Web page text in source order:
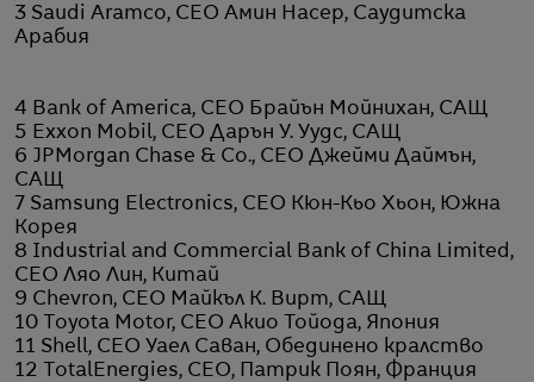
3 Saudi Aramco, CEO Амин Насер, Саудитска
Арабия
4 Bank of America, CEO Брайън Мойнихан, САЩ
5 Exxon Mobil, CEO Дарън У. Уудс, САЩ
6 JPMorgan Chase & Co., CEO Джейми Даймън,
САЩ
7 Samsung Electronics, CEO Кюн-Кьо Хьон, Южна
Корея
8 Industrial and Commercial Bank of China Limited,
CEO Ляо Лин, Китай
9 Chevron, CEO Майкъл К. Вирт, САЩ
10 Toyota Motor, CEO Акио Тойода, Япония
11 Shell, CEO Уаел Саван, Обединено кралство
12 TotalEnergies, CEO, Патрик Поян, Франция